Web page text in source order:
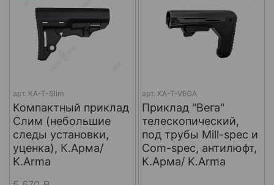
арт. KA-T-Slim
Компактный приклад
Слим (небольшие
следы установки,
уценка), К.Арма/
K.Arma
арт. KA-T-VEGA
Приклад "Вега"
телескопический,
под трубы Mill-spec и
Com-spec, антилюфт,
К.Арма/ K.Arma